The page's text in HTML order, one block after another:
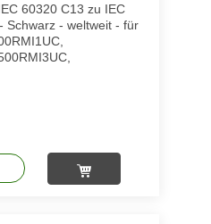
60320 C13 zu IEC
Schwarz - weltweit - für